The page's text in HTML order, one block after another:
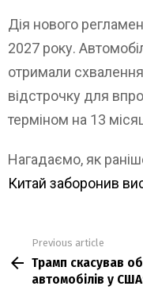
Дія нового
2027 року.
отримали
відстрочку для
терміном на 13
Нагадаємо, як
Китай заборонив
more
Previous article
Трамп скасував
автомобілів у